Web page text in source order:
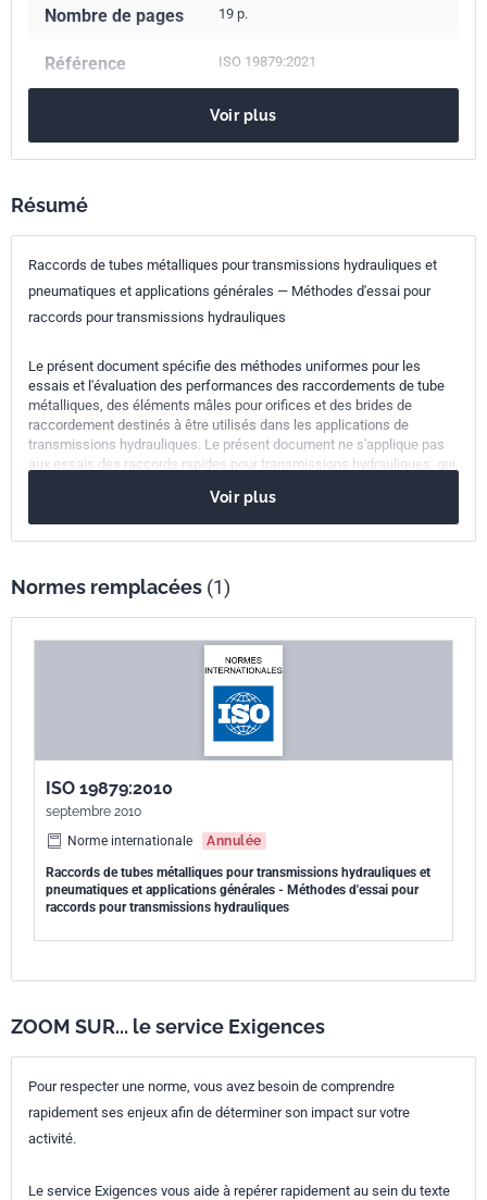
Nombre de pages 19 p.
Référence ISO 19879:2021
23.100.40Tuyauterie et raccords
Voir plus
Résumé
Raccords de tubes métalliques pour transmissions hydrauliques et
pneumatiques et applications générales — Méthodes d'essai pour
raccords pour transmissions hydrauliques
Le présent document spécifie des méthodes uniformes pour les
essais et l'évaluation des performances des raccordements de tube
métalliques, des éléments mâles pour orifices et des brides de
raccordement destinés à être utilisés dans les applications de
transmissions hydrauliques. Le présent document ne s'applique pas
aux essais des raccords rapides pour transmissions hydrauliques, qui
uns des autres et documentent la méthode à suivre pour chaque
critères de performance, se référer à la Norme internationale
appropriée couvrant le composant.
spécifiés dans le présent document doit être soumis à essai, sauf
spécification contraire dans la norme de connecteurs appropriée ou
accord entre le fabricant et l'utilisateur.
Voir plus
Normes remplacées (1)
ISO 19879:2010
septembre 2010
Norme internationale
Annulée
Raccords de tubes métalliques pour transmissions hydrauliques et
pneumatiques et applications générales - Méthodes d'essai pour
raccords pour transmissions hydrauliques
ZOOM SUR... le service Exigences
Pour respecter une norme, vous avez besoin de comprendre
rapidement ses enjeux afin de déterminer son impact sur votre
activité.
Le service Exigences vous aide à repérer rapidement au sein du texte